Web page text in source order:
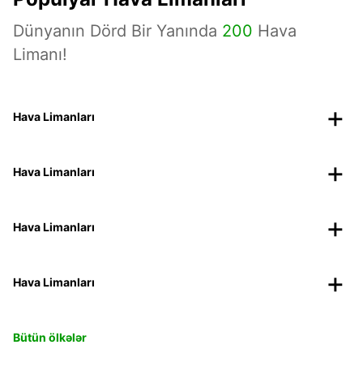
Dünyanın Dörd Bir Yanında 200 Hava
Limanı!
Hava Limanları
Hava Limanları
Hava Limanları
Hava Limanları
Bütün ölkələr